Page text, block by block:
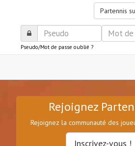
Partennis
Pseudo/Mot de passe oublié ?
Rejoignez
Rejoignez la communauté des
Inscrivez-vous !